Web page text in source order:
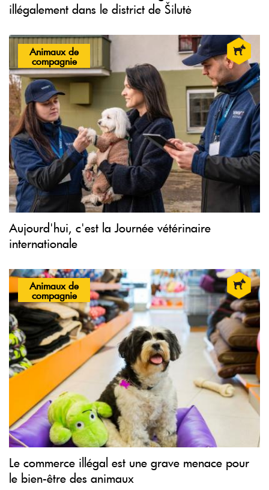
illégalement dans le district de Šilutė
Animaux de
compagnie
Aujourd'hui, c'est la Journée vétérinaire
internationale
Animaux de
compagnie
Le commerce illégal est une grave menace pour
le bien-être des animaux